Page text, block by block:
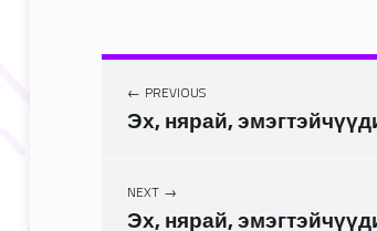
PREVIOUS
Эх, нярай,
NEXT
Эх, нярай,